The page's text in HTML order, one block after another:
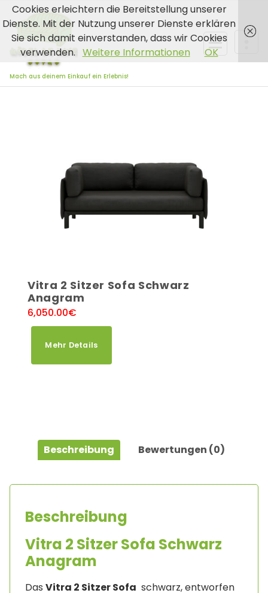
Zum
Inhalt
springen
Mach aus deinem Einkauf ein Erlebnis!
Vitra 2 Sitzer Sofa Schwarz
Anagram
6,050.00€
Mehr Details
Beschreibung Bewertungen (0)
Beschreibung
Vitra 2 Sitzer Sofa Schwarz
Anagram
Das Vitra 2 Sitzer Sofa schwarz, entworfen
Cookies erleichtern die Bereitstellung unserer
Dienste. Mit der Nutzung unserer Dienste erklären
Sie sich damit einverstanden, dass wir Cookies
verwenden. Weitere Informationen OK